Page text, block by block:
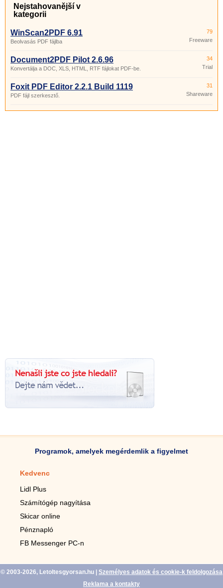
Nejstahovanější v
kategorii
WinScan2PDF 6.91
Beolvasás PDF fájlba
79
Freeware
Document2PDF Pilot 2.6.96
Konvertálja a DOC, XLS, HTML, RTF fájlokat PDF-be.
34
Trial
Foxit PDF Editor 2.2.1 Build 1119
PDF fájl szerkesztő.
31
Shareware
Programok, amelyek megérdemlik a figyelmet
Kedvenc
Lidl Plus
Számítógép nagyítása
Skicar online
Pénznapló
FB Messenger PC-n
© 2003-2026, Letoltesgyorsan.hu
Személyes adatok és cookie-k feldolgozása
Reklama a kontakty